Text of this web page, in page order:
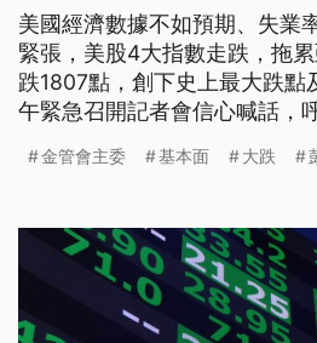
美國經濟數據不如預期、失業
緊張，美股4大指數走跌，拖
跌1807點，創下史上最大跌點
午緊急召開記者會信心喊話，
生非理性下跌，將採取護市措
金管會主委 基本面 大跌